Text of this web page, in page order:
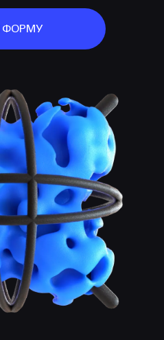
ФОРМУ